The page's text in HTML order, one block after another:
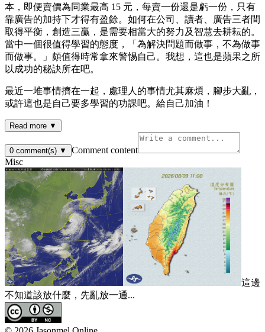
本，即便賣價為同業最高 15 元，每賣一份還是虧一份，只有
靠廣告的加持下才得有盈餘。如何在公司、讀者、廣告三者間
取得平衡，創造三贏，是需要相當大的努力及智慧去耕耘的。
當中一個很值得學習的態度，「為解決問題而做事，不為做事
而做事。」頗值得時常拿來警惕自己。我想，這也是蘋果之所
以成功的秘訣所在吧。
最近一堆事情擠在一起，處理人的事情尤其麻煩，腳步大亂，
或許這也是自己要多學習的功課吧。給自己加油！
Read more ▼
0 comment(s) ▼
Comment content
Misc
這邊
不知道該放什麼，先亂放一通...